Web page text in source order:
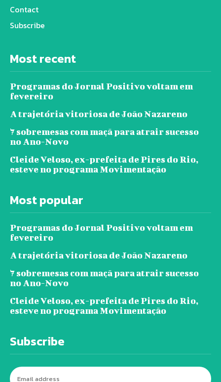
Contact
Subscribe
Most recent
Programas do Jornal Positivo voltam em
fevereiro
A trajetória vitoriosa de João Nazareno
7 sobremesas com maçã para atrair sucesso
no Ano-Novo
Cleide Veloso, ex-prefeita de Pires do Rio,
esteve no programa Movimentação
Most popular
Programas do Jornal Positivo voltam em
fevereiro
A trajetória vitoriosa de João Nazareno
7 sobremesas com maçã para atrair sucesso
no Ano-Novo
Cleide Veloso, ex-prefeita de Pires do Rio,
esteve no programa Movimentação
Subscribe